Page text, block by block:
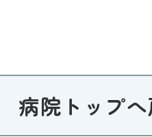
病院トップへ